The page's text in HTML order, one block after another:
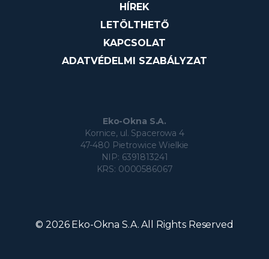
HÍREK
LETÖLTHETŐ
KAPCSOLAT
ADATVÉDELMI SZABÁLYZAT
Eko-Okna S.A.
Kornice, ul. Spacerowa 4
47-480 Pietrowice Wielkie
NIP: 6391813241
KRS: 0000586067
© 2026 Eko-Okna S.A. All Rights Reserved